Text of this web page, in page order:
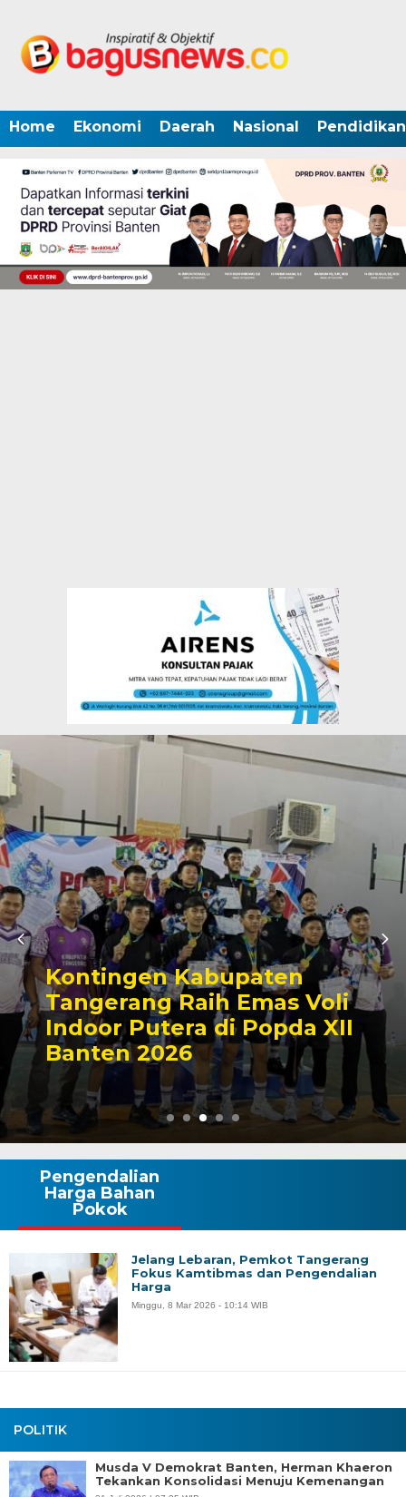
Home Ekonomi Daerah Nasional Pendidikan
Kontingen Kabupaten
Tangerang Raih Emas Voli
Indoor Putera di Popda XII
Banten 2026
POLITIK
Musda V Demokrat Banten, Herman Khaeron
Tekankan Konsolidasi Menuju Kemenangan
Pengendalian
Harga Bahan
Pokok
Jelang Lebaran, Pemkot Tangerang
Fokus Kamtibmas dan Pengendalian
Harga
Minggu, 8 Mar 2026 - 10:14 WIB